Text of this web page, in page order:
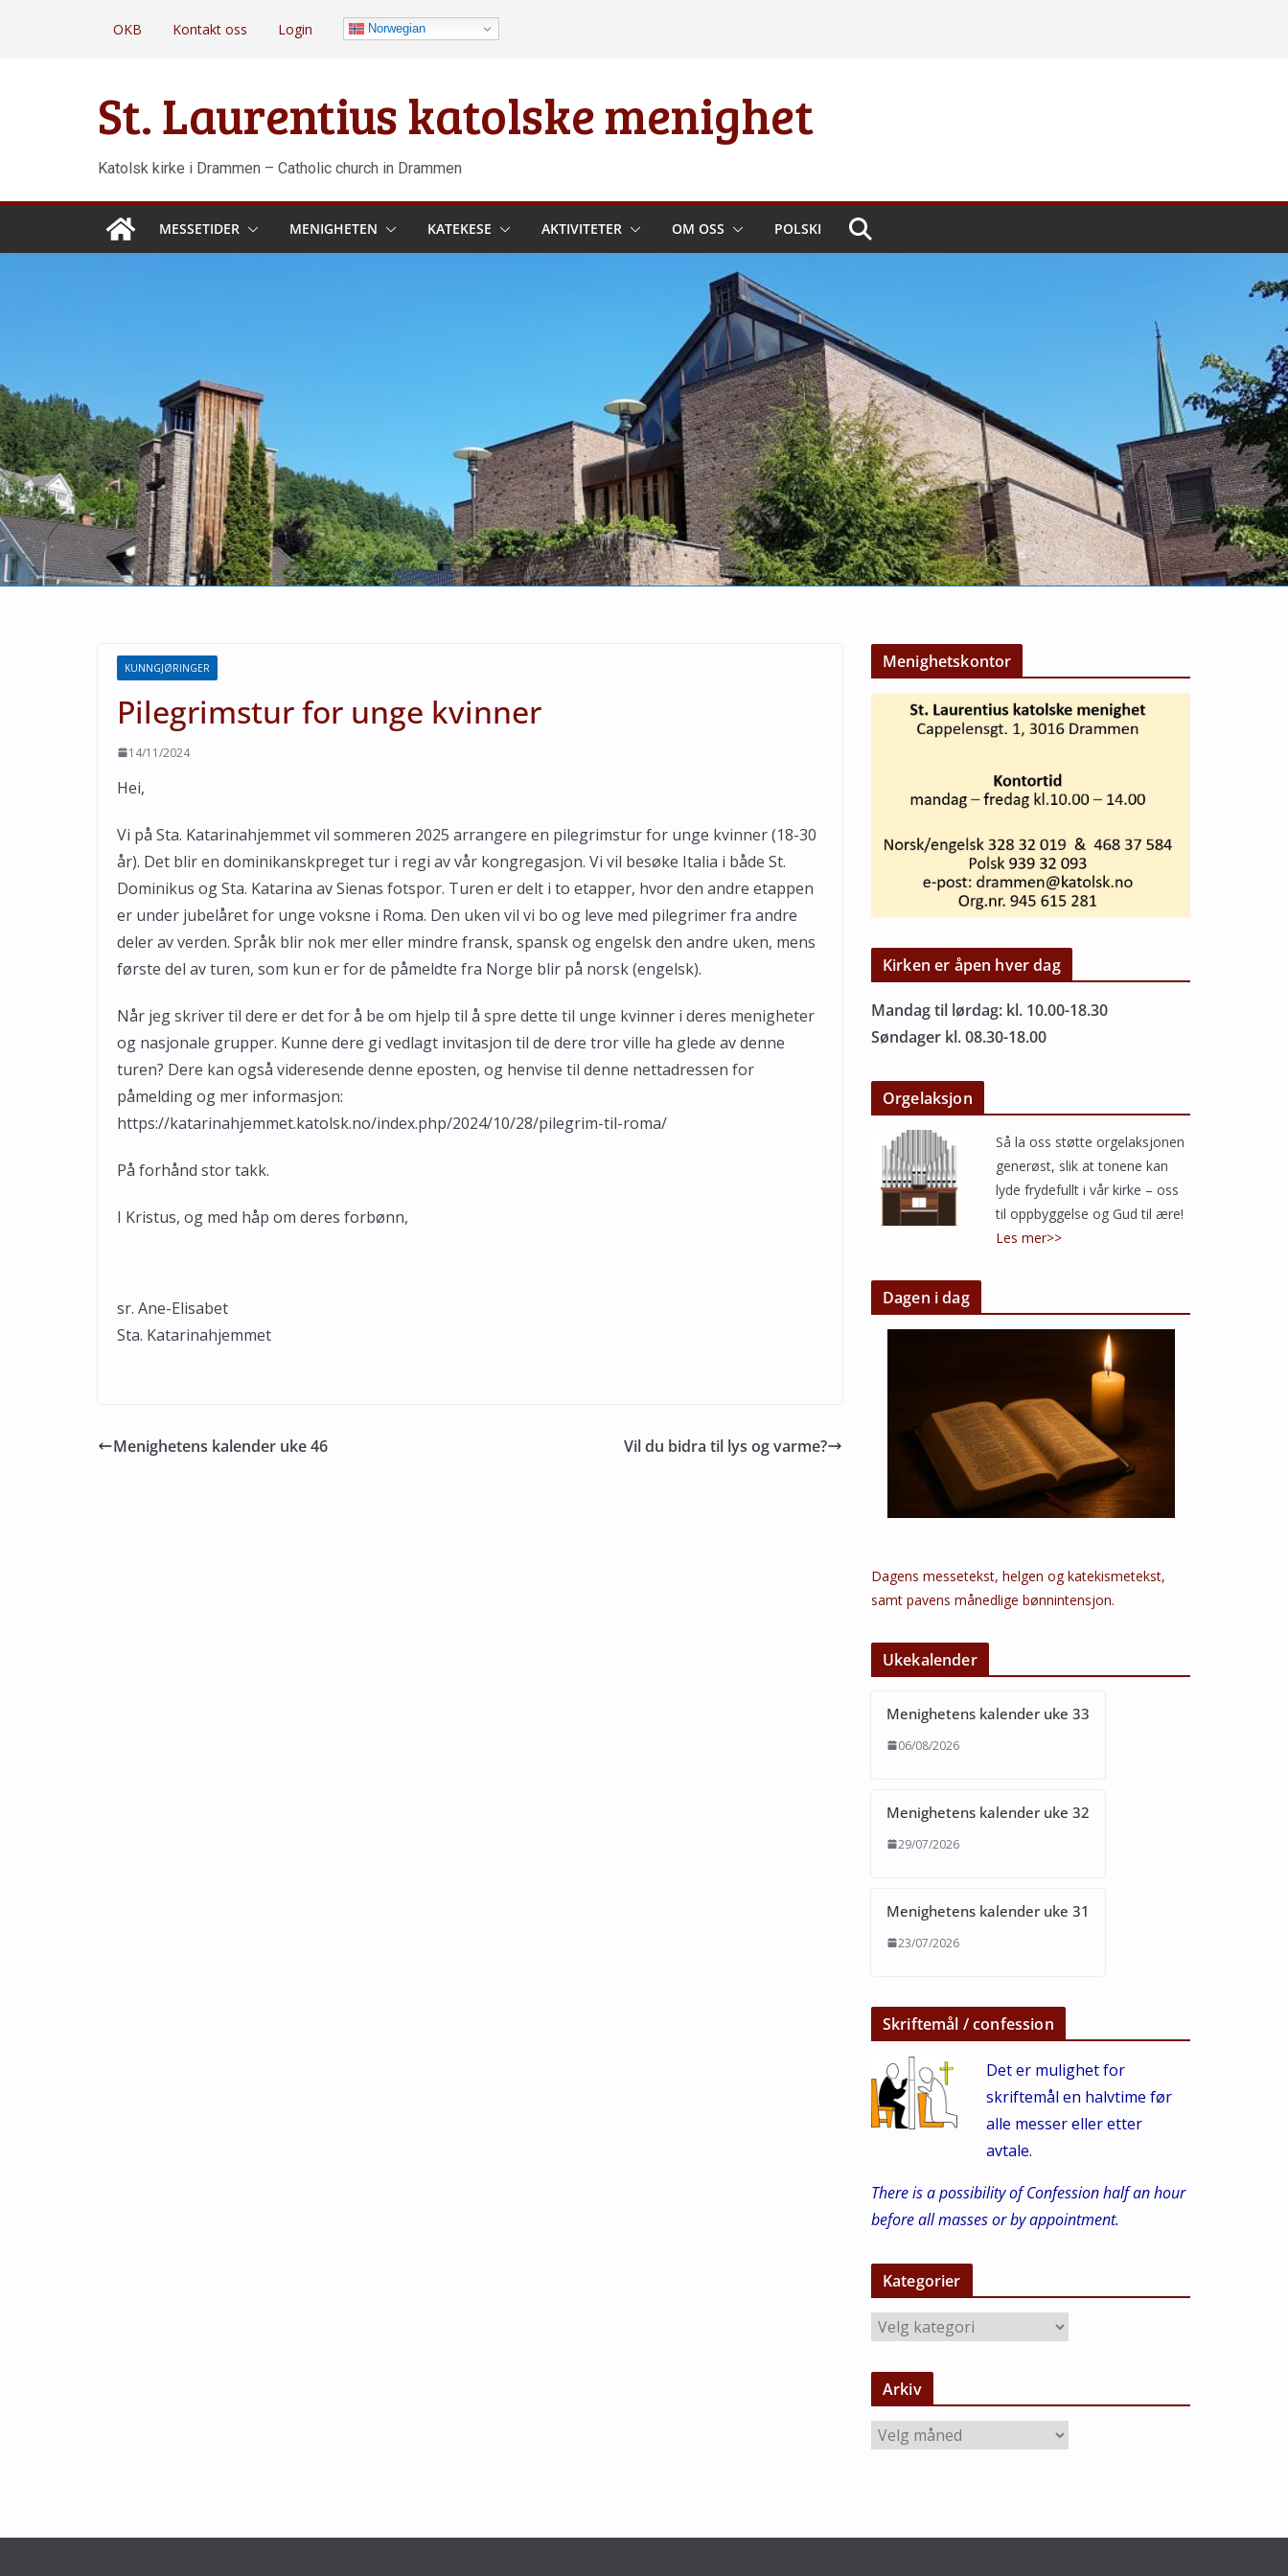
OKB Kontakt oss Login Norwegian
St. Laurentius katolske menighet
Katolsk kirke i Drammen – Catholic church in Drammen
MESSETIDER MENIGHETEN KATEKESE AKTIVITETER OM OSS POLSKI
KUNNGJØRINGER
Pilegrimstur for unge kvinner
14/11/2024
Hei,
Vi på Sta. Katarinahjemmet vil sommeren 2025 arrangere en pilegrimstur for unge kvinner (18-30
år). Det blir en dominikanskpreget tur i regi av vår kongregasjon. Vi vil besøke Italia i både St.
Dominikus og Sta. Katarina av Sienas fotspor. Turen er delt i to etapper, hvor den andre etappen
er under jubelåret for unge voksne i Roma. Den uken vil vi bo og leve med pilegrimer fra andre
deler av verden. Språk blir nok mer eller mindre fransk, spansk og engelsk den andre uken, mens
første del av turen, som kun er for de påmeldte fra Norge blir på norsk (engelsk).
Når jeg skriver til dere er det for å be om hjelp til å spre dette til unge kvinner i deres menigheter
og nasjonale grupper. Kunne dere gi vedlagt invitasjon til de dere tror ville ha glede av denne
turen? Dere kan også videresende denne eposten, og henvise til denne nettadressen for
påmelding og mer informasjon:
https://katarinahjemmet.katolsk.no/index.php/2024/10/28/pilegrim-til-roma/
På forhånd stor takk.
I Kristus, og med håp om deres forbønn,
sr. Ane-Elisabet
Sta. Katarinahjemmet
Menighetens kalender uke 46 Vil du bidra til lys og varme?
Menighetskontor
Kirken er åpen hver dag
Mandag til lørdag: kl. 10.00-18.30
Søndager kl. 08.30-18.00
Orgelaksjon
Så la oss støtte orgelaksjonen
generøst, slik at tonene kan
lyde frydefullt i vår kirke – oss
til oppbyggelse og Gud til ære!
Les mer>>
Dagen i dag
Dagens messetekst, helgen og katekismetekst,
samt pavens månedlige bønnintensjon.
Ukekalender
Menighetens kalender uke 33
06/08/2026
Menighetens kalender uke 32
29/07/2026
Menighetens kalender uke 31
23/07/2026
Skriftemål / confession
Det er mulighet for
skriftemål en halvtime før
alle messer eller etter
avtale.
There is a possibility of Confession half an hour
before all masses or by appointment.
Kategorier
K
a
t
g
r
Arkiv
A
r